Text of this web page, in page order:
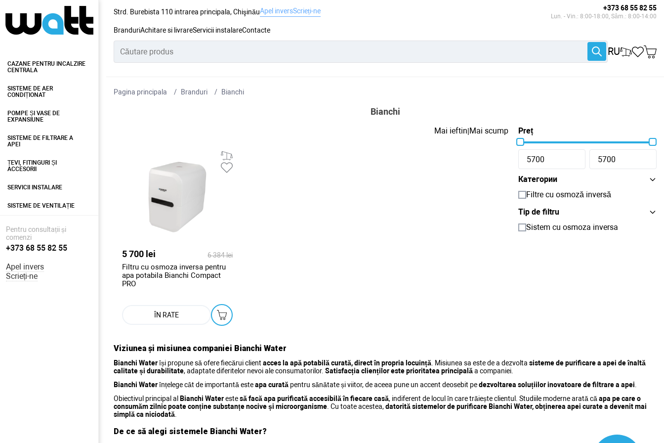
Strd. Burebista 110 intrarea principala, ChişinăuApel inversScrieți-ne +373 68 55 82 55
Lun. - Vin.: 8:00-18:00, Sâm.: 8:00-14:00
BranduriAchitare si livrareServicii instalareContacte
RU
CAZANE PENTRU INCALZIRE
CENTRALA
SISTEME DE AER
CONDIȚIONAT
POMPE ȘI VASE DE
EXPANSIUNE
SISTEME DE FILTRARE A
APEI
ȚEVI, FITINGURI ȘI
ACCESORII
SERVICII INSTALARE
SISTEME DE VENTILAȚIE
Pentru consultații și
comenzi
+373 68 55 82 55
Apel invers
Scrieți-ne
Pagina principala Branduri Bianchi
Bianchi
Mai ieftin|Mai scump
5 700 lei 6 384 lei
Filtru cu osmoza inversa pentru
apa potabila Bianchi Compact
PRO
ÎN RATE
Preț
Категории
Filtre cu osmoză inversă
Tip de filtru
Sistem cu osmoza inversa
Viziunea și misiunea companiei Bianchi Water
Bianchi Waterîși propune să ofere fiecărui client acces la apă potabilă curată, direct în propria locuință . Misiunea sa este de a dezvolta sisteme de purificare a apei de înaltă
calitate și durabilitate, adaptate diferitelor nevoi ale consumatorilor. Satisfacția clienților este prioritatea principalăa companiei.
Bianchi Waterînțelege cât de importantă esteapa curată pentru sănătate și viitor, de aceea pune un accent deosebit pedezvoltarea soluțiilor inovatoare de filtrare a apei
Obiectivul principal al
Bianchi Waterestesă facă apa purificată accesibilă în fiecare casă, indiferent de locul în care trăiește clientul. Studiile moderne arată că apa pe care o
consumăm zilnic poate conține substanțe nocive și microorganisme . Cu toate acestea,datorită sistemelor de purificare Bianchi Water, obținerea apei curate a devenit mai
simplă ca niciodată
De ce să alegi sistemele Bianchi Water?